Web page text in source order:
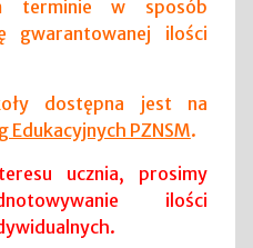
terminie w sposób
gwarantowanej ilości
dostępna jest na
Edukacyjnych PZNSM.
ucznia, prosimy
ilości